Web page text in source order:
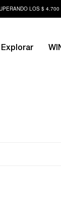
LOS $ 4.700
Explorar